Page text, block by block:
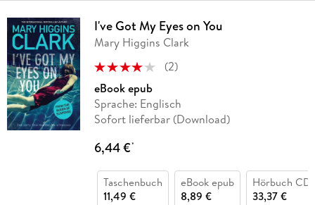
I've Got My Eyes on You
Mary Higgins Clark
(2)
eBook epub
Sprache: Englisch
Sofort lieferbar (Download)
6,44 €*
Taschenbuch
11,49 €
eBook epub
8,89 €
Hörbuch CD
33,37 €